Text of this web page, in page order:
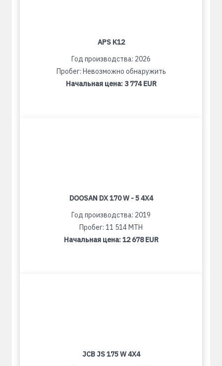
APS K12
Год производства: 2026
Пробег: Невозможно обнаружить
Начальная цена: 3 774 EUR
DOOSAN DX 170 W - 5 4X4
Год производства: 2019
Пробег: 11 514 MTH
Начальная цена:12 678 EUR
JCB JS 175 W 4X4